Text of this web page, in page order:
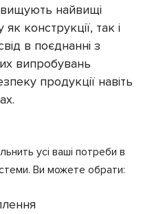
найвищі
конструкції, так і
в поєднанні з
випробувань
продукції навіть
усі ваші потреби в
Ви можете обрати: